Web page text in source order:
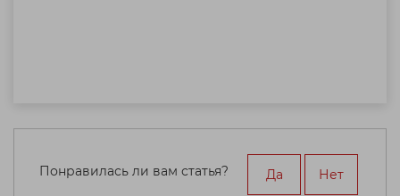
Понравилась ли вам статья? Да Нет